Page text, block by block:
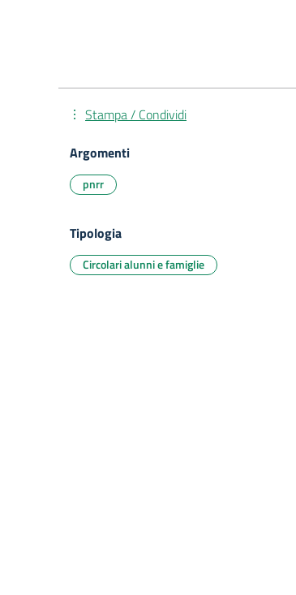
Stampa / Condividi
Argomenti
pnrr
Tipologia
Circolari alunni e famiglie